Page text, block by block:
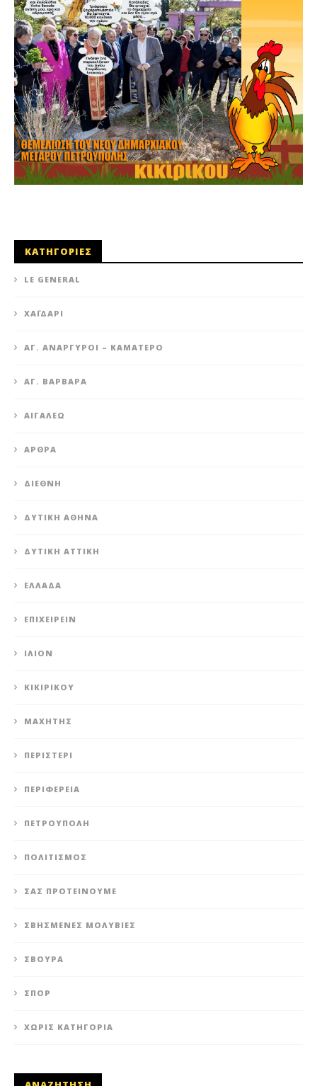
ΚΑΤΗΓΟΡΙΕΣ
LE GENERAL
XΑΪΔΆΡΙ
ΆΓ. ΑΝΆΡΓΥΡΟΙ – KΑΜΑΤΕΡΌ
ΑΓ. ΒΑΡΒΆΡΑ
ΑΙΓΆΛΕΩ
ΆΡΘΡΑ
ΔΙΕΘΝΉ
ΔΥΤΙΚΉ ΑΘΉΝΑ
ΔΥΤΙΚΉ ΑΤΤΙΚΉ
ΕΛΛΆΔΑ
ΕΠΙΧΕΙΡΕΊΝ
ΊΛΙΟΝ
ΚΙΚΙΡΙΚΟΥ
ΜΑΧΗΤΗΣ
ΠΕΡΙΣΤΈΡΙ
ΠΕΡΙΦΈΡΕΙΑ
ΠΕΤΡΟΎΠΟΛΗ
ΠΟΛΙΤΙΣΜΌΣ
ΣΑΣ ΠΡΟΤΕΊΝΟΥΜΕ
ΣΒΗΣΜΈΝΕΣ ΜΟΛΥΒΙΈΣ
ΣΒΟΎΡΑ
ΣΠΟΡ
ΧΩΡΊΣ ΚΑΤΗΓΟΡΊΑ